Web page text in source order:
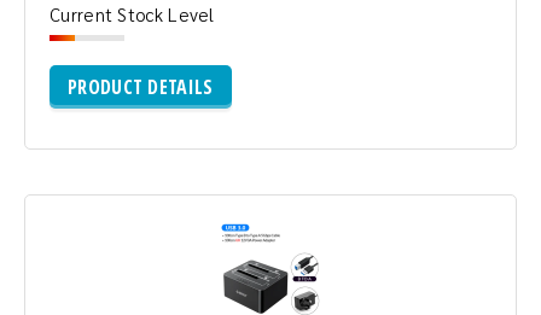
Current Stock Level
PRODUCT DETAILS